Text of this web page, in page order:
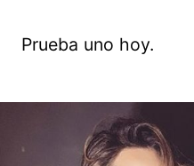
Prueba uno hoy.